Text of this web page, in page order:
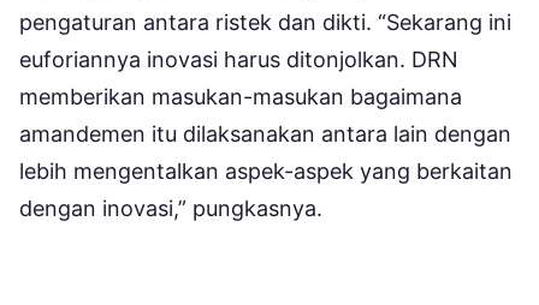
pengaturan antara ristek dan dikti. “Sekarang ini
euforiannya inovasi harus ditonjolkan. DRN
memberikan masukan-masukan bagaimana
amandemen itu dilaksanakan antara lain dengan
lebih mengentalkan aspek-aspek yang berkaitan
dengan inovasi,” pungkasnya.